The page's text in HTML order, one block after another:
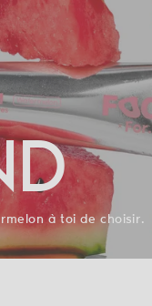
à toi de choisir.